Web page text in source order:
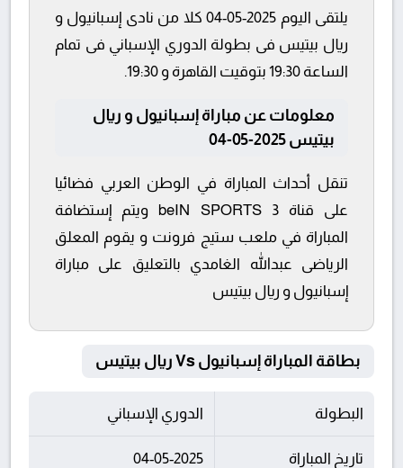
يلتقى اليوم 2025-05-04 كلا من نادى إسبانيول و
ريال بيتيس فى بطولة الدوري الإسباني فى تمام
الساعة 19:30 بتوقيت القاهرة و 19:30.
معلومات عن مباراة إسبانيول و ريال
بيتيس 2025-05-04
تنقل أحداث المباراة في الوطن العربي فضائيا
على قناة beIN SPORTS 3 ويتم إستضافة
المباراة في ملعب ستيج فرونت و يقوم المعلق
الرياضى عبدالله الغامدي بالتعليق على مباراة
إسبانيول و ريال بيتيس
بطاقة المباراة إسبانيول Vs ريال بيتيس
البطولة الدوري الإسباني
تاريخ المباراة 04-05-2025